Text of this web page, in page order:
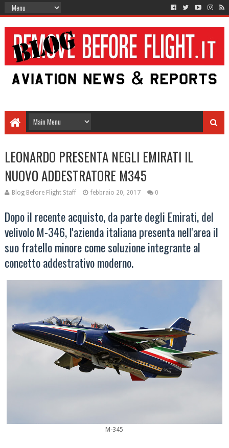
LEONARDO PRESENTA NEGLI EMIRATI IL
NUOVO ADDESTRATORE M345
Blog Before Flight Staff febbraio 20, 2017 0
Dopo il recente acquisto, da parte degli Emirati, del
velivolo M-346, l'azienda italiana presenta nell'area il
suo fratello minore come soluzione integrante al
concetto addestrativo moderno.
M-345